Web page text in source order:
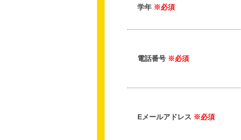
学年 ※必須
電話番号 ※必須
Eメールアドレス ※必須